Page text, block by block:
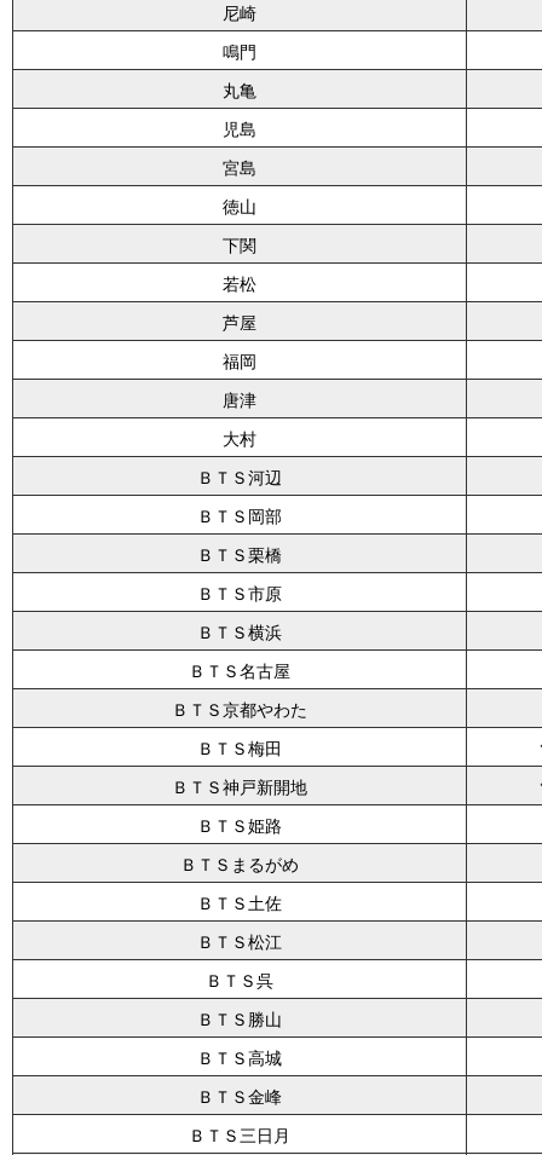
尼崎
鳴門
丸亀
児島
宮島
徳山
下関
若松
芦屋
福岡
唐津
大村
ＢＴＳ河辺
ＢＴＳ岡部
ＢＴＳ栗橋
ＢＴＳ市原
ＢＴＳ横浜
ＢＴＳ名古屋
ＢＴＳ京都やわた
ＢＴＳ梅田
ＢＴＳ神戸新開地
ＢＴＳ姫路
ＢＴＳまるがめ
ＢＴＳ土佐
ＢＴＳ松江
ＢＴＳ呉
ＢＴＳ勝山
ＢＴＳ高城
ＢＴＳ金峰
ＢＴＳ三日月